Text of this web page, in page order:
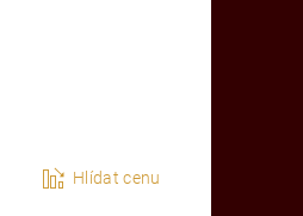
Hlídat cenu